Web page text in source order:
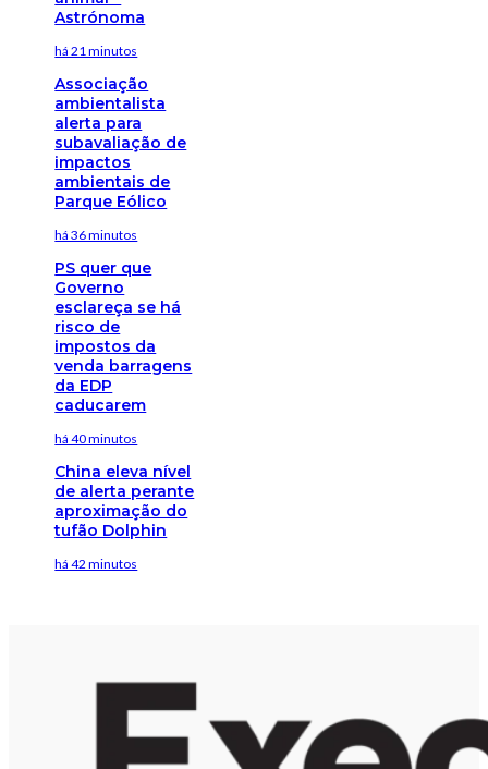
Astrónoma
há 21 minutos
Associação
ambientalista
alerta para
subavaliação de
impactos
ambientais de
Parque Eólico
há 36 minutos
PS quer que
Governo
esclareça se há
risco de
impostos da
venda barragens
da EDP
caducarem
há 40 minutos
China eleva nível
de alerta perante
aproximação do
tufão Dolphin
há 42 minutos